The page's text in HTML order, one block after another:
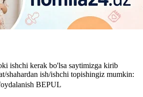
ishchi kerak bo'lsa saytimizga kirib
shahardan ish/ishchi topishingiz mumkin:
BEPUL